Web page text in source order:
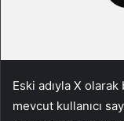
Eski adıyla X
mevcut kullanıcı